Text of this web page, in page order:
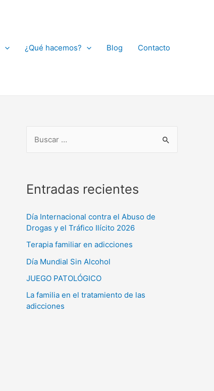
¿Qué hacemos? Blog Contacto
Entradas recientes
Día Internacional contra el Abuso de
Drogas y el Tráfico Ilícito 2026
Terapia familiar en adicciones
Día Mundial Sin Alcohol
JUEGO PATOLÓGICO
La familia en el tratamiento de las
adicciones